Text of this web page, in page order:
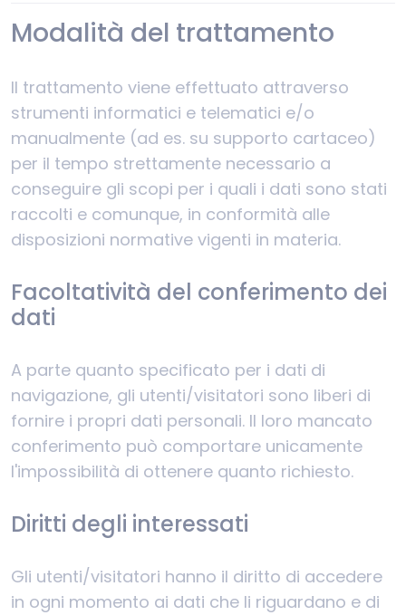
Modalità del trattamento
Il trattamento viene effettuato attraverso
strumenti informatici e telematici e/o
manualmente (ad es. su supporto cartaceo)
per il tempo strettamente necessario a
conseguire gli scopi per i quali i dati sono stati
raccolti e comunque, in conformità alle
disposizioni normative vigenti in materia.
Facoltatività del conferimento dei
dati
A parte quanto specificato per i dati di
navigazione, gli utenti/visitatori sono liberi di
fornire i propri dati personali. Il loro mancato
conferimento può comportare unicamente
l'impossibilità di ottenere quanto richiesto.
Diritti degli interessati
Gli utenti/visitatori hanno il diritto di accedere
in ogni momento ai dati che li riguardano e di